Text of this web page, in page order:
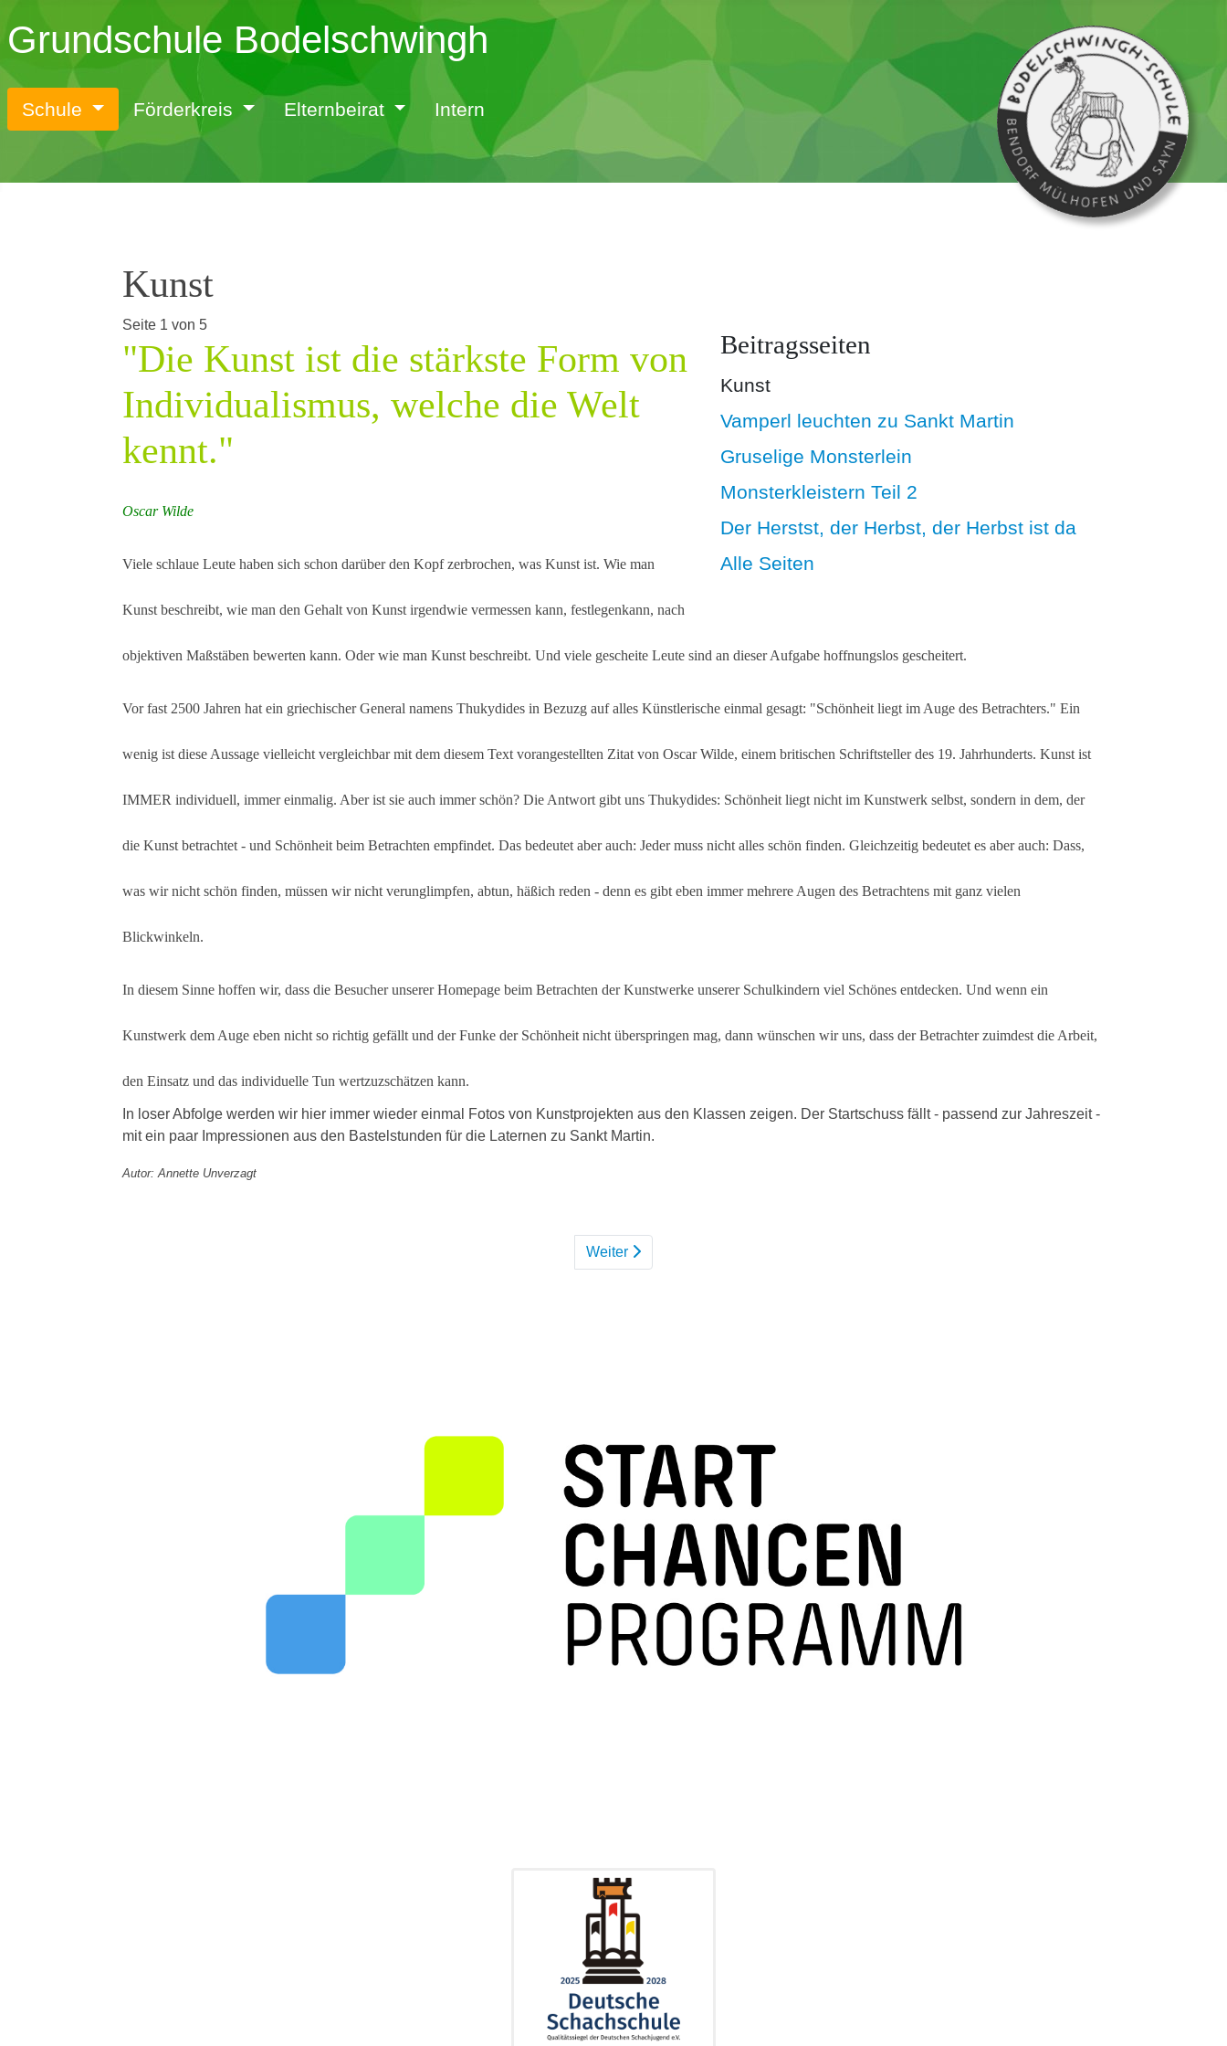
Grundschule Bodelschwingh
Schule Förderkreis Elternbeirat Intern
Kunst
Beitragsseiten
Kunst
Vamperl leuchten zu Sankt Martin
Gruselige Monsterlein
Monsterkleistern Teil 2
Der Herstst, der Herbst, der Herbst ist da
Alle Seiten
Seite 1 von 5
"Die Kunst ist die stärkste Form von
Individualismus, welche die Welt
kennt."
Oscar Wilde
Viele schlaue Leute haben sich schon darüber den Kopf zerbrochen, was Kunst ist. Wie man
Kunst beschreibt, wie man den Gehalt von Kunst irgendwie vermessen kann, festlegenkann, nach
objektiven Maßstäben bewerten kann. Oder wie man Kunst beschreibt. Und viele gescheite Leute sind an dieser Aufgabe hoffnungslos gescheitert.
Vor fast 2500 Jahren hat ein griechischer General namens Thukydides in Bezuzg auf alles Künstlerische einmal gesagt: "Schönheit liegt im Auge des Betrachters." Ein
wenig ist diese Aussage vielleicht vergleichbar mit dem diesem Text vorangestellten Zitat von Oscar Wilde, einem britischen Schriftsteller des 19. Jahrhunderts. Kunst ist
IMMER individuell, immer einmalig. Aber ist sie auch immer schön? Die Antwort gibt uns Thukydides: Schönheit liegt nicht im Kunstwerk selbst, sondern in dem, der
die Kunst betrachtet - und Schönheit beim Betrachten empfindet. Das bedeutet aber auch: Jeder muss nicht alles schön finden. Gleichzeitig bedeutet es aber auch: Dass,
was wir nicht schön finden, müssen wir nicht verunglimpfen, abtun, häßich reden - denn es gibt eben immer mehrere Augen des Betrachtens mit ganz vielen
Blickwinkeln.
In diesem Sinne hoffen wir, dass die Besucher unserer Homepage beim Betrachten der Kunstwerke unserer Schulkindern viel Schönes entdecken. Und wenn ein
Kunstwerk dem Auge eben nicht so richtig gefällt und der Funke der Schönheit nicht überspringen mag, dann wünschen wir uns, dass der Betrachter zuimdest die Arbeit,
den Einsatz und das individuelle Tun wertzuzschätzen kann.
In loser Abfolge werden wir hier immer wieder einmal Fotos von Kunstprojekten aus den Klassen zeigen. Der Startschuss fällt - passend zur Jahreszeit -
mit ein paar Impressionen aus den Bastelstunden für die Laternen zu Sankt Martin.
Autor: Annette Unverzagt
Weiter